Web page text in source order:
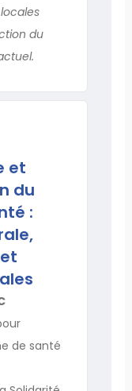
du
et
du
:
de santé